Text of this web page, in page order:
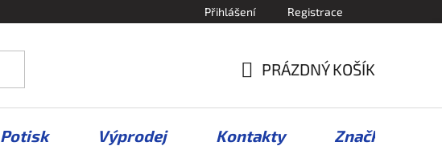
Přihlášení Registrace
KOŠÍK
PRÁZDNÝ KOŠÍK
Potisk Výprodej Kontakty Značky